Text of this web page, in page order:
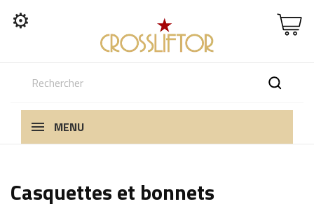
⚙
MENU
Casquettes et bonnets